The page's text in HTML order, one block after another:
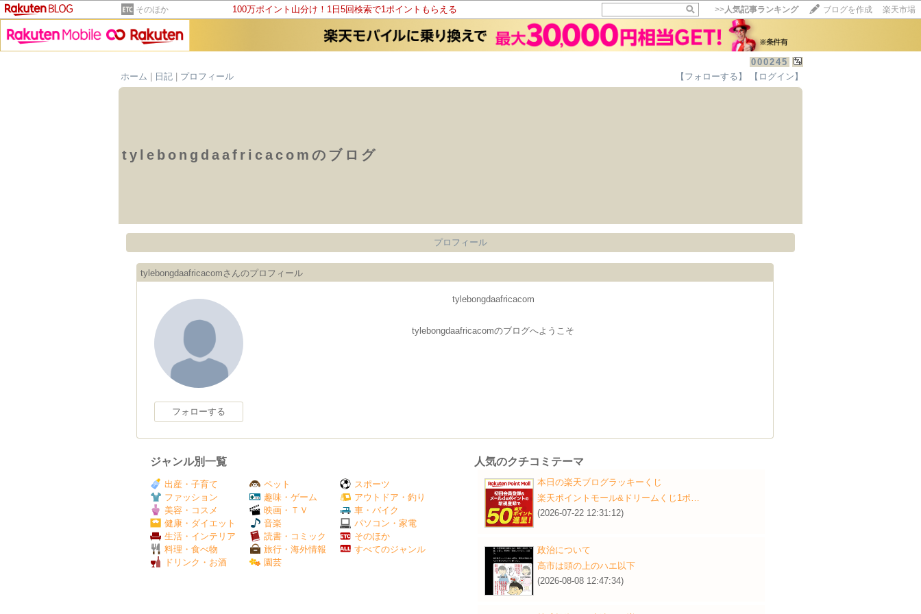
そのほか 100万ポイント山分け！1日5回検索で1ポイントもらえる >>人気記事ランキング ブログを作成 楽天市場
000245
ホーム
日記 プロフィール 【フォローする】 【ログイン】
tylebongdaafricacomのブログ
プロフィール
tylebongdaafricacomさんのプロフィール
フォローする
tylebongdaafricacom
tylebongdaafricacomのブログへようこそ
ジャンル別一覧
出産・子育て
ファッション
美容・コスメ
健康・ダイエット
生活・インテリア
料理・食べ物
ドリンク・お酒
ペット
趣味・ゲーム
映画・ＴＶ
音楽
読書・コミック
旅行・海外情報
園芸
スポーツ
アウトドア・釣り
車・バイク
パソコン・家電
そのほか
すべてのジャンル
人気のクチコミテーマ
本日の楽天ブログラッキーくじ
楽天ポイントモール&ドリームくじ1ポ…
(2026-07-22 12:31:12)
政治について
高市は頭の上のハエ以下
(2026-08-08 12:47:34)